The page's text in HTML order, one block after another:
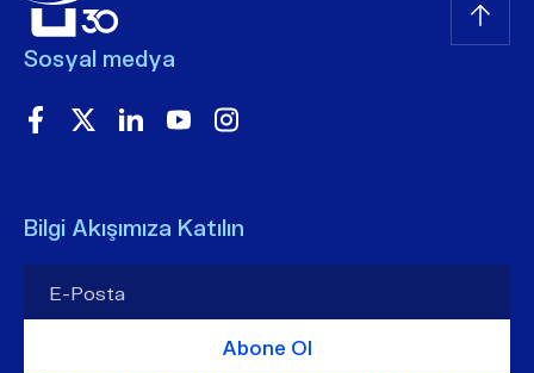
Sosyal medya
Bilgi Akışımıza Katılın
Abone Ol